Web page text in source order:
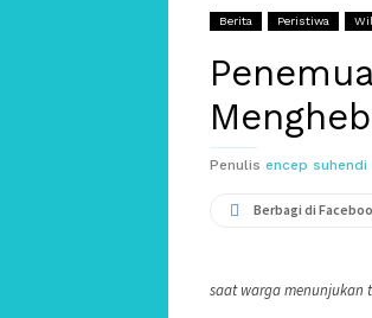
Berita Peristiwa
Penulis encep suhendi
Berbagi di
saat warga menunjukan